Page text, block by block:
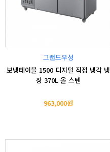
그랜드우성
보냉테이블 1500 디지털 직접 냉각 냉
장 370L 올 스텐
963,000원